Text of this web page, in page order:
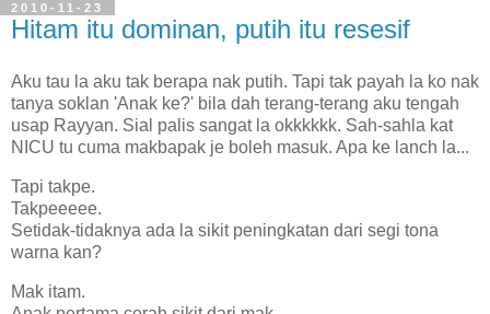
2010-11-23
Hitam itu dominan, putih itu resesif
Aku tau la aku tak berapa nak putih. Tapi tak payah la ko nak
tanya soklan 'Anak ke?' bila dah terang-terang aku tengah
usap Rayyan. Sial palis sangat la okkkkkk. Sah-sahla kat
NICU tu cuma makbapak je boleh masuk. Apa ke lanch la...
Tapi takpe.
Takpeeeee.
Setidak-tidaknya ada la sikit peningkatan dari segi tona
warna kan?
Mak itam.